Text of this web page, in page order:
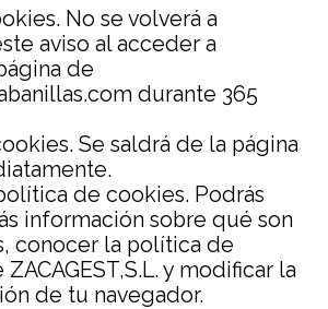
No se volverá a
aviso al acceder a
de
durante 365
Se saldrá de la página
de cookies. Podrás
información sobre qué son
conocer la política de
y modificar la
de tu navegador.